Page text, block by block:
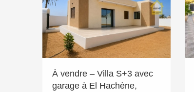
À vendre – Villa S+3 avec
garage à El Hachène,